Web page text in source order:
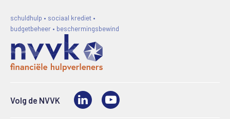
schuldhulp • sociaal krediet •
budgetbeheer • beschermingsbewind
Volg de NVVK LinkedIn